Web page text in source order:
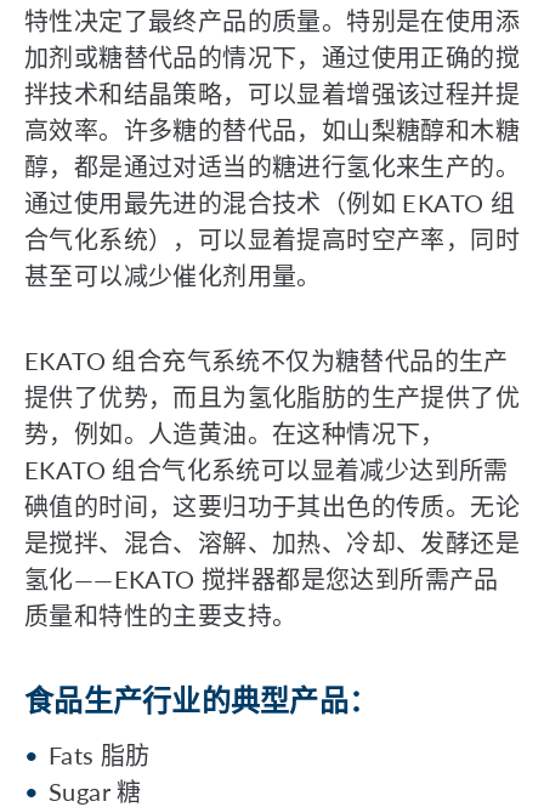
特性决定了最终产品的质量。特别是在使用添
加剂或糖替代品的情况下，通过使用正确的搅
拌技术和结晶策略，可以显着增强该过程并提
高效率。许多糖的替代品，如山梨糖醇和木糖
醇，都是通过对适当的糖进行氢化来生产的。
通过使用最先进的混合技术（例如 EKATO 组
合气化系统），可以显着提高时空产率，同时
甚至可以减少催化剂用量。
EKATO 组合充气系统不仅为糖替代品的生产
提供了优势，而且为氢化脂肪的生产提供了优
势，例如。人造黄油。在这种情况下，
EKATO 组合气化系统可以显着减少达到所需
碘值的时间，这要归功于其出色的传质。无论
是搅拌、混合、溶解、加热、冷却、发酵还是
氢化——EKATO 搅拌器都是您达到所需产品
质量和特性的主要支持。
食品生产行业的典型产品：
Fats 脂肪
Sugar 糖